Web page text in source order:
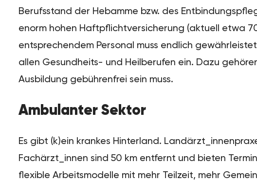
Berufsstand der Hebamme bzw. des
enorm hohen Haftpflichtversicherung (aktuell etwa
entsprechendem Personal muss endlich
allen Gesundheits- und Heilberufen ein. Dazu
Ausbildung gebührenfrei sein muss.
Ambulanter Sektor
Es gibt (k)ein krankes Hinterland.
Fachärzt_innen sind 50 km entfernt und bieten
flexible Arbeitsmodelle mit mehr Teilzeit, mehr